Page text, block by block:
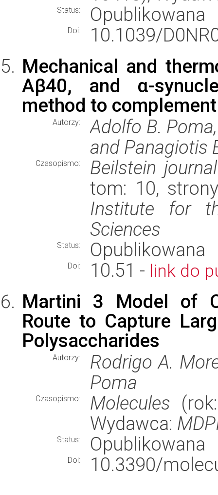
Status: Opublikowana
Doi:
10.1039/
Mechanical and
Aβ40, and α-
method to
Autorzy:
Adolfo B.
and Panagiotis
Czasopismo:
Beilstein
tom: 10,
Institute for
Sciences
Status: Opublikowana
Doi: 10.51 - link do
Martini 3 Model of
Route to Capture
Polysaccharides
Autorzy:
Rodrigo A.
Poma
Czasopismo: Molecules
Wydawca:
Status: Opublikowana
Doi: 10.3390/